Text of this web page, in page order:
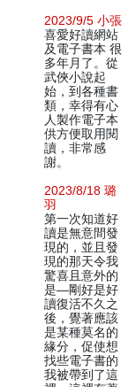
2023/9/5 小張
喜愛好讀網站
及電子書本 很
多年月了。從
武俠小說起
始，到各種書
類，幸得有心
人製作電子本
供方便取用閱
讀，非常感
謝。
2023/8/18 璐
羽
第一次知道好
讀是無意間發
現的，並且發
現的那天令我
驚喜且意外的
是—剛好是好
讀復活不久之
後，覺著應該
是某種莫名的
緣分，促使想
找些電子書的
我被帶到了這